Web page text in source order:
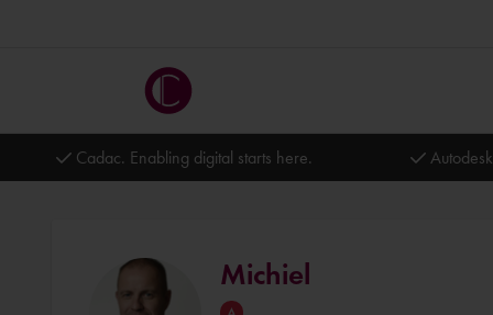
Cadac. Enabling digital starts here.
Michiel